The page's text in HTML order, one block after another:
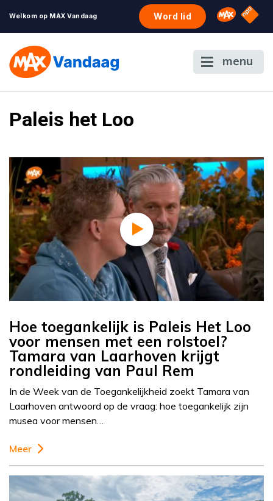
Welkom op MAX Vandaag Word lid Omroep
NPO
menu
Paleis het Loo
Hoe toegankelijk is Paleis Het Loo
voor mensen met een rolstoel?
Tamara van Laarhoven krijgt
rondleiding van Paul Rem
In de Week van de Toegankelijkheid zoekt Tamara van
Laarhoven antwoord op de vraag: hoe toegankelijk zijn
musea voor mensen…
Meer